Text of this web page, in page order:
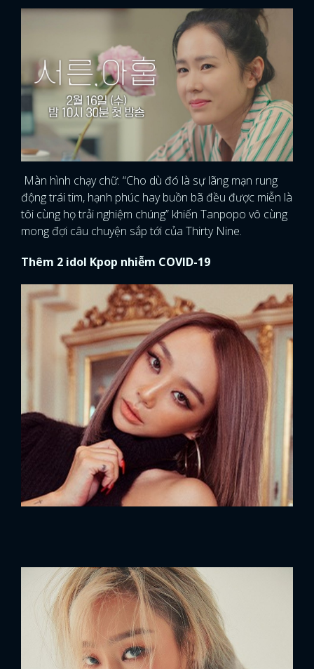
Màn hình chạy chữ: “Cho dù đó là sự lãng mạn rung
động trái tim, hạnh phúc hay buồn bã đều được miễn là
tôi cùng họ trải nghiệm chúng” khiến Tanpopo vô cùng
mong đợi câu chuyện sắp tới của Thirty Nine.
Thêm 2 idol Kpop nhiễm COVID-19